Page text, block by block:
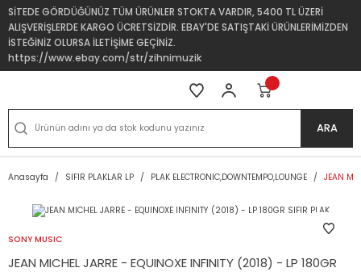
SİTEDE GÖRDÜĞÜNÜZ TÜM ÜRÜNLER STOKTA VARDIR, 5400 TL ÜZERİ
ALIŞVERİŞLERDE KARGO ÜCRETSİZDİR. EBAY'DE SATIŞTAKİ ÜRÜNLERİMİZDEN
İSTEĞİNİZ OLURSA İLETİŞİME GEÇİNİZ.
https://www.ebay.com/str/zihnimuzik
ARA
Anasayfa SIFIR PLAKLAR LP PLAK ELECTRONIC,DOWNTEMPO,LOUNGE JEAN
SONY MUSIC
JEAN MICHEL JARRE - EQUINOXE INFINITY (2018) - LP 180GR